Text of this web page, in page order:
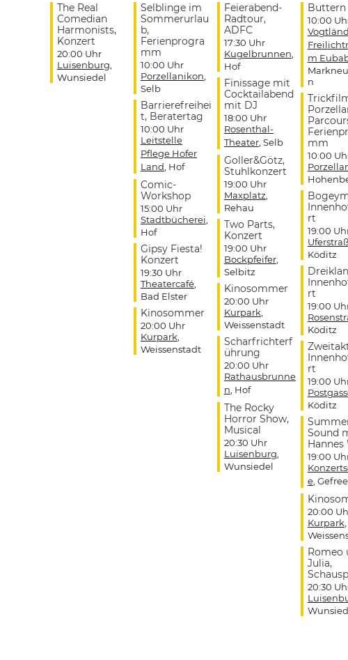
The Real
Comedian
Harmonists,
Konzert
20:00 Uhr
Luisenburg
Wunsiedel
Selblinge im
Sommerurlau
b,
Ferienprogra
mm
10:00 Uhr
Porzellanikon
Selb
Barrierefreihei
t, Beratertag
10:00 Uhr
Leitstelle
Pflege Hofer
Land , Hof
Comic-
Workshop
15:00 Uhr
Stadtbücherei
Hof
Gipsy Fiesta!
Konzert
19:30 Uhr
Theatercafé,
Bad Elster
Kinosommer
20:00 Uhr
Kurpark
Weissenstadt
Feierabend-
Radtour,
ADFC
17:30 Uhr
Kugelbrunnen
Hof
Finissage mit
Cocktailabend
mit DJ
18:00 Uhr
Rosenthal-
Theater, Selb
Goller&Götz,
Stuhlkonzert
19:00 Uhr
Maxplatz
Rehau
Two Parts,
Konzert
19:00 Uhr
Bockpfeifer,
Selbitz
Kinosommer
20:00 Uhr
Kurpark
Weissenstadt
Scharfrichterf
ührung
20:00 Uhr
Rathausbrunne
n , Hof
The Rocky
Horror Show,
Musical
20:30 Uhr
Luisenburg
Wunsiedel
Buttern
10:00
m
n
mm
10:00
rt
19:00
Köditz
rt
19:00
Köditz
rt
19:00
Köditz
Sound
Hannes
19:00
e,
20:00
Kurpark
Romeo
Julia,
20:30